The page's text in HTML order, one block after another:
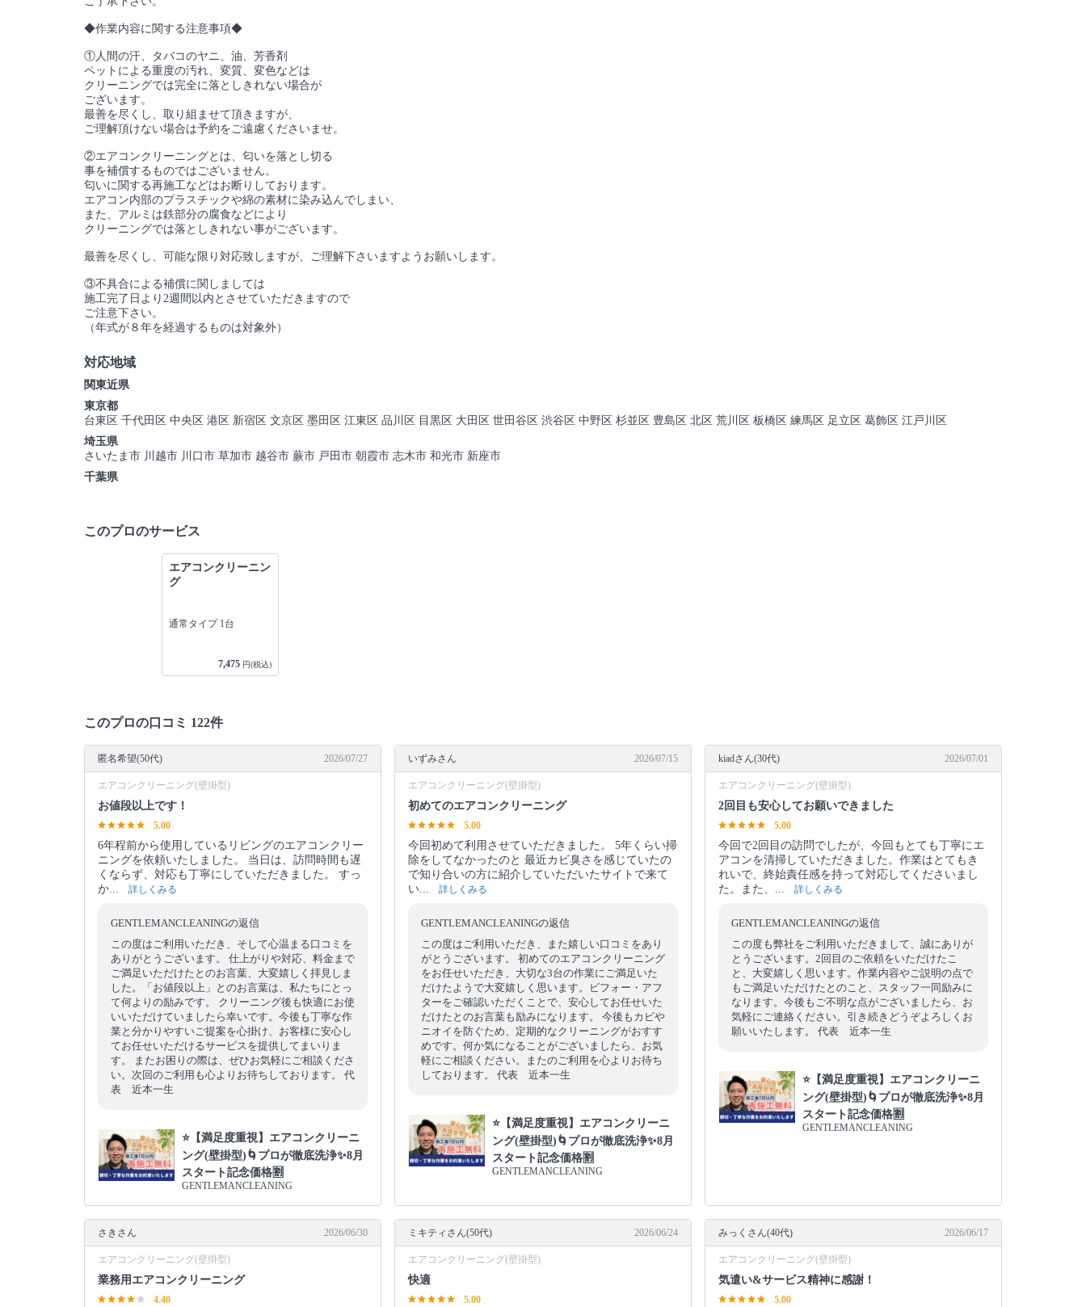
◆作業内容に関する注意事項◆
①人間の汗、タバコのヤニ、油、芳香剤
ペットによる重度の汚れ、変質、変色などは
クリーニングでは完全に落としきれない場合が
ございます。
最善を尽くし、取り組ませて頂きますが、
ご理解頂けない場合は予約をご遠慮くださいませ。
②エアコンクリーニングとは、匂いを落とし切る
事を補償するものではございません。
匂いに関する再施工などはお断りしております。
エアコン内部のプラスチックや綿の素材に染み込んでしまい、
また、アルミは鉄部分の腐食などにより
クリーニングでは落としきれない事がございます。
最善を尽くし、可能な限り対応致しますが、ご理解下さいますようお願いします。
③不具合による補償に関しましては
施工完了日より2週間以内とさせていただきますので
ご注意下さい。
（年式が８年を経過するものは対象外）
対応地域
関東近県
東京都
台東区 千代田区 中央区 港区 新宿区 文京区 墨田区 江東区 品川区 目黒区 大田区 世田谷区 渋谷区 中野区 杉並区 豊島区 北区 荒川区 板橋区 練馬区 足立区 葛飾区 江戸川区
埼玉県
さいたま市 川越市 川口市 草加市 越谷市 蕨市 戸田市 朝霞市 志木市 和光市 新座市
千葉県
このプロのサービス
エアコンクリーニン
グ
通常タイプ 1台
7,475 円(税込)
このプロの口コミ 122件
匿名希望(50代) 2026/07/27
エアコンクリーニング(壁掛型)
お値段以上です！
5.00
6年程前から使用しているリビングのエアコンクリー
ニングを依頼いたしました。 当日は、訪問時間も遅
くならず、対応も丁寧にしていただきました。 すっ
か...
詳しくみる
GENTLEMANCLEANINGの返信
この度はご利用いただき、そして心温まる口コミを
ありがとうございます。 仕上がりや対応、料金まで
ご満足いただけたとのお言葉、大変嬉しく拝見しま
した。「お値段以上」とのお言葉は、私たちにとっ
て何よりの励みです。 クリーニング後も快適にお使
いいただけていましたら幸いです。今後も丁寧な作
業と分かりやすいご提案を心掛け、お客様に安心し
てお任せいただけるサービスを提供してまいりま
す。 またお困りの際は、ぜひお気軽にご相談くださ
い。次回のご利用も心よりお待ちしております。 代
表 近本一生
⭐【満足度重視】エアコンクリーニ
ング(壁掛型)🌀プロが徹底洗浄✨8月
スタート記念価格🈹
GENTLEMANCLEANING
いずみさん 2026/07/15
エアコンクリーニング(壁掛型)
初めてのエアコンクリーニング
5.00
今回初めて利用させていただきました。 5年くらい掃
除をしてなかったのと 最近カビ臭さを感じていたの
で知り合いの方に紹介していただいたサイトで来て
い...
詳しくみる
GENTLEMANCLEANINGの返信
この度はご利用いただき、また嬉しい口コミをあり
がとうございます。 初めてのエアコンクリーニング
をお任せいただき、大切な3台の作業にご満足いた
だけたようで大変嬉しく思います。ビフォー・アフ
ターをご確認いただくことで、安心してお任せいた
だけたとのお言葉も励みになります。 今後もカビや
ニオイを防ぐため、定期的なクリーニングがおすす
めです。何か気になることがございましたら、お気
軽にご相談ください。またのご利用を心よりお待ち
しております。 代表 近本一生
⭐【満足度重視】エアコンクリーニ
ング(壁掛型)🌀プロが徹底洗浄✨8月
スタート記念価格🈹
GENTLEMANCLEANING
kiadさん(30代) 2026/07/01
エアコンクリーニング(壁掛型)
2回目も安心してお願いできました
5.00
今回で2回目の訪問でしたが、今回もとても丁寧にエ
アコンを清掃していただきました。作業はとてもき
れいで、終始責任感を持って対応してくださいまし
た。また、...
詳しくみる
GENTLEMANCLEANINGの返信
この度も弊社をご利用いただきまして、誠にありが
とうございます。2回目のご依頼をいただけたこ
と、大変嬉しく思います。作業内容やご説明の点で
もご満足いただけたとのこと、スタッフ一同励みに
なります。今後もご不明な点がございましたら、お
気軽にご連絡ください。引き続きどうぞよろしくお
願いいたします。 代表 近本一生
⭐【満足度重視】エアコンクリーニ
ング(壁掛型)🌀プロが徹底洗浄✨8月
スタート記念価格🈹
GENTLEMANCLEANING
さきさん 2026/06/30
エアコンクリーニング(壁掛型)
業務用エアコンクリーニング
4.40
ミキティさん(50代) 2026/06/24
エアコンクリーニング(壁掛型)
快適
5.00
みっくさん(40代) 2026/06/17
エアコンクリーニング(壁掛型)
気遣い&サービス精神に感謝！
5.00